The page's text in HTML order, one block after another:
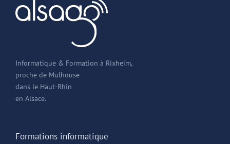
Informatique & Formation à Rixheim,
proche de Mulhouse
dans le Haut-Rhin
en Alsace.
Formations informatique